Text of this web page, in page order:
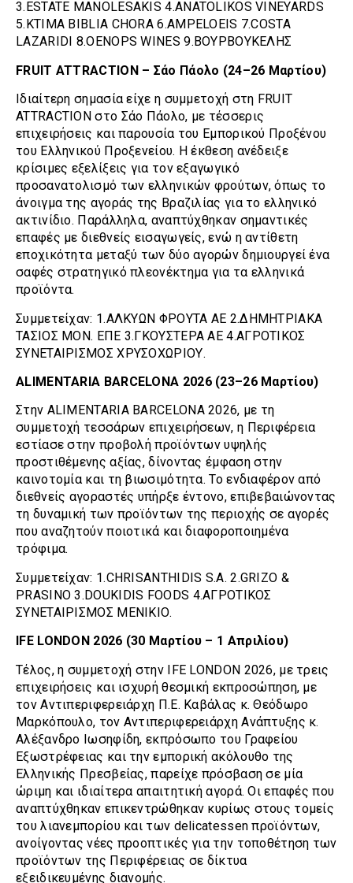
3.ESTATE MANOLESAKIS 4.ANATOLIKOS VINEYARDS
5.KTIMA BIBLIA CHORA 6.AMPELOEIS 7.COSTA
LAZARIDI 8.OENOPS WINES 9.ΒΟΥΡΒΟΥΚΕΛΗΣ
FRUIT ATTRACTION – Σάο Πάολο (24–26 Μαρτίου)
Ιδιαίτερη σημασία είχε η συμμετοχή στη FRUIT
ATTRACTION στο Σάο Πάολο, με τέσσερις
επιχειρήσεις και παρουσία του Εμπορικού Προξένου
του Ελληνικού Προξενείου. Η έκθεση ανέδειξε
κρίσιμες εξελίξεις για τον εξαγωγικό
προσανατολισμό των ελληνικών φρούτων, όπως το
άνοιγμα της αγοράς της Βραζιλίας για το ελληνικό
ακτινίδιο. Παράλληλα, αναπτύχθηκαν σημαντικές
επαφές με διεθνείς εισαγωγείς, ενώ η αντίθετη
εποχικότητα μεταξύ των δύο αγορών δημιουργεί ένα
σαφές στρατηγικό πλεονέκτημα για τα ελληνικά
προϊόντα.
Συμμετείχαν: 1.ΑΛΚΥΩΝ ΦΡΟΥΤΑ ΑΕ 2.ΔΗΜΗΤΡΙΑΚΑ
ΤΑΣΙΟΣ ΜΟΝ. ΕΠΕ 3.ΓΚΟΥΣΤΕΡΑ ΑΕ 4.ΑΓΡΟΤΙΚΟΣ
ΣΥΝΕΤΑΙΡΙΣΜΟΣ ΧΡΥΣΟΧΩΡΙΟΥ.
ALIMENTARIA BARCELONA 2026 (23–26 Μαρτίου)
Στην ALIMENTARIA BARCELONA 2026, με τη
συμμετοχή τεσσάρων επιχειρήσεων, η Περιφέρεια
εστίασε στην προβολή προϊόντων υψηλής
προστιθέμενης αξίας, δίνοντας έμφαση στην
καινοτομία και τη βιωσιμότητα. Το ενδιαφέρον από
διεθνείς αγοραστές υπήρξε έντονο, επιβεβαιώνοντας
τη δυναμική των προϊόντων της περιοχής σε αγορές
που αναζητούν ποιοτικά και διαφοροποιημένα
τρόφιμα.
Συμμετείχαν: 1.CHRISANTHIDIS S.A. 2.GRIZO &
PRASINO 3.DOUKIDIS FOODS 4.ΑΓΡΟΤΙΚΟΣ
ΣΥΝΕΤΑΙΡΙΣΜΟΣ ΜΕΝΙΚΙΟ.
IFE LONDON 2026 (30 Μαρτίου – 1 Απριλίου)
Τέλος, η συμμετοχή στην IFE LONDON 2026, με τρεις
επιχειρήσεις και ισχυρή θεσμική εκπροσώπηση, με
τον Αντιπεριφερειάρχη Π.Ε. Καβάλας κ. Θεόδωρο
Μαρκόπουλο, τον Αντιπεριφερειάρχη Ανάπτυξης κ.
Αλέξανδρο Ιωσηφίδη, εκπρόσωπο του Γραφείου
Εξωστρέφειας και την εμπορική ακόλουθο της
Ελληνικής Πρεσβείας, παρείχε πρόσβαση σε μία
ώριμη και ιδιαίτερα απαιτητική αγορά. Οι επαφές που
αναπτύχθηκαν επικεντρώθηκαν κυρίως στους τομείς
του λιανεμπορίου και των delicatessen προϊόντων,
ανοίγοντας νέες προοπτικές για την τοποθέτηση των
προϊόντων της Περιφέρειας σε δίκτυα
εξειδικευμένης διανομής.